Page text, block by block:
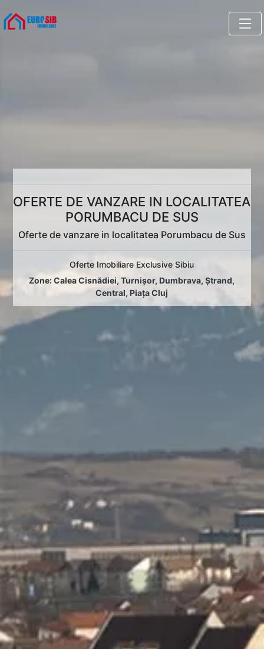
OFERTE DE VANZARE IN LOCALITATEA
PORUMBACU DE SUS
Oferte de vanzare in localitatea Porumbacu de Sus
Oferte Imobiliare Exclusive Sibiu
Zone:Calea Cisnădiei,Turnișor, Dumbrava,Ștrand,
Central, Piața Cluj